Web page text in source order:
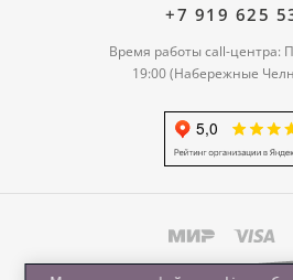
+7 919 625
Время работы call-центра:
19:00 (Набережные